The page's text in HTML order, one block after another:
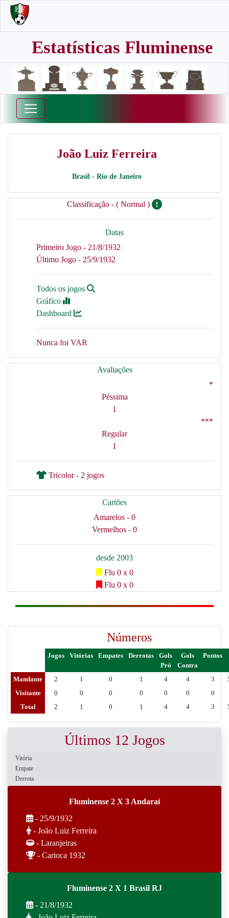
Estatísticas Fluminense
João Luiz Ferreira
Brasil - Rio de Janeiro
Classificação - ( Normal )
Datas
Primeiro Jogo - 21/8/1932
Último Jogo - 25/9/1932
Todos os jogos
Gráfico
Dashboard
Nunca foi VAR
Avaliações
*
Péssima
1
***
Regular
1
Tricolor - 2 jogos
Cartões
Amarelos - 0
Vermelhos - 0
desde 2003
Flu 0 x 0
Flu 0 x 0
Números
Jogos Vitórias Empates Derrotas
Gols
Pró
Gols
Contra
Pontos
Mandante 2 1 0 1 4 4 3
Visitante
0 0 0 0 0 0
0
Total
2 1 0 1 4 4 3
Últimos 12 Jogos
Vitória
Empate
Derrota
Fluminense 2 X 3 Andaraí
- 25/9/1932
- João Luiz Ferreira
- Laranjeiras
- Carioca 1932
Fluminense 2 X 1 Brasil RJ
- 21/8/1932